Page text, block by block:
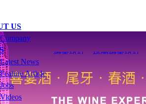
US
Company
Latest News
Feature Article
Jobs
Videos
網頁設計 桃園網頁設計